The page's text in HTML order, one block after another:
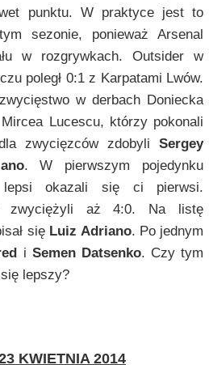
punktu. W praktyce jest to
sezonie, ponieważ Arsenal
w rozgrywkach. Outsider w
poległ 0:1 z Karpatami Lwów.
w derbach Doniecka
Lucescu, którzy pokonali
zwycięzców zdobyliSergey
. W pierwszym pojedynku
lepsi okazali się ci pierwsi.
zwyciężyli aż 4:0. Na listę
się Luiz Adriano. Po jednym
i Semen Datsenko. Czy tym
lepszy?
KWIETNIA 2014